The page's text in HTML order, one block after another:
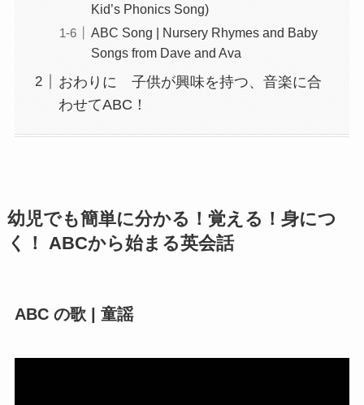
Kid’s Phonics Song)
ABC Song | Nursery Rhymes and Baby
Songs from Dave and Ava
おわりに 子供が興味を持つ、音楽に合
わせてABC！
幼児でも簡単に分かる！覚える！身につ
く！ ABCから始まる英会話
ABC の歌 | 童謡